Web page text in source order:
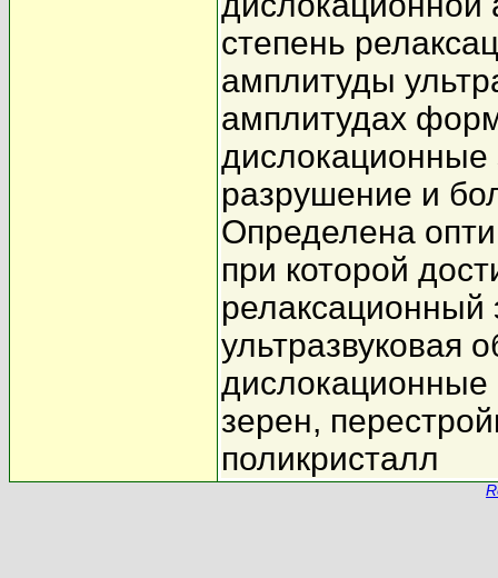
степень
амплитуды
амплитудах
дислокационные
разрушение и
Определена
при которой
ультразвуковая
дислокационные
зерен,
поликристалл